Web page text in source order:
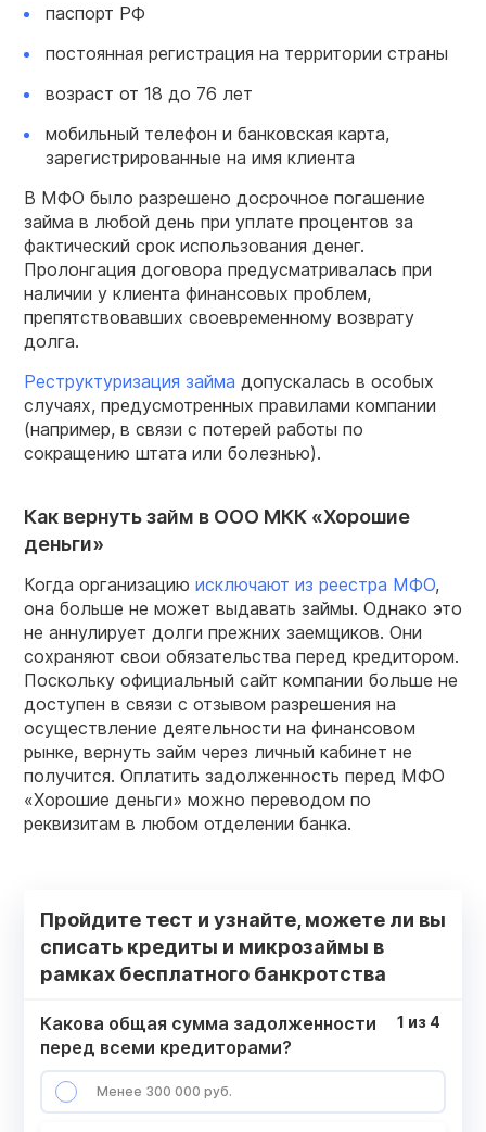
паспорт РФ
постоянная регистрация на территории страны
возраст от 18 до 76 лет
мобильный телефон и банковская карта,
зарегистрированные на имя клиента
В МФО было разрешено досрочное погашение
займа в любой день при уплате процентов за
фактический срок использования денег.
Пролонгация договора предусматривалась при
наличии у клиента финансовых проблем,
препятствовавших своевременному возврату
долга.
Реструктуризация займа допускалась в особых
случаях, предусмотренных правилами компании
(например, в связи с потерей работы по
сокращению штата или болезнью).
Как вернуть займ в ООО МКК «Хорошие
деньги»
Когда организацию исключают из реестра МФО,
она больше не может выдавать займы. Однако это
не аннулирует долги прежних заемщиков. Они
сохраняют свои обязательства перед кредитором.
Поскольку официальный сайт компании больше не
доступен в связи с отзывом разрешения на
осуществление деятельности на финансовом
рынке, вернуть займ через личный кабинет не
получится. Оплатить задолженность перед МФО
«Хорошие деньги» можно переводом по
реквизитам в любом отделении банка.
Пройдите тест и узнайте, можете ли вы
списать кредиты и микрозаймы в
рамках бесплатного банкротства
Какова общая сумма задолженности
перед всеми кредиторами?
Менее 300 000 руб.
1 из 4